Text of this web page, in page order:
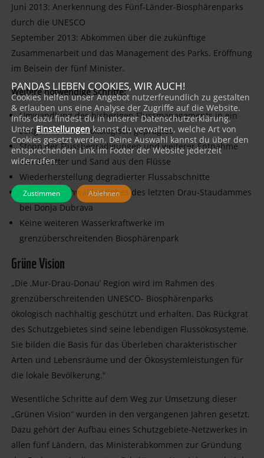
Juni 2013: Anerkennung des Fünf-Länder-Biosphärenparks
durch die UNESCO
September 2013: Abkommen über die zukünftige
Zusammenarbeit und das Management des Parks. Eröffnung
im Beisein der fünf Minister.
Weitere notwendige Schritte:
Umwandlung des bisherigen Flussmanagements in ein
zeitgemäßes und ökologisch geprägtes
Stopp der Flussbegradigungen und weiterer Entnahme
von Schotter und Sand aus den Flüsse
Wiederherstellung degradierter Flussabschnitte
Stopp des Schwallbetriebes des letzten Drau-Staudammes
bei Donja Dubrava
Keine weiteren Wasserkraftwerke im
grenzüberschreitenden Biosphärenpark
Grüne Vision
„Die ‚Mur-Drau-Donau’ Region wird im Rahmen des
grenzüberschreitenden UNESCO- Biosphärenparks
ökologisch nachhaltig geschützt und erhalten. Das Rückgrat
des Schutzgebietes sind seine lebendigen Flussökosysteme.
Sie bilden die Basis für das Überleben charakteristischer
Arten und Lebensräume und der Ökosystemleistungen für
die lokale Bevölkerung.“
Wesentliche Schritte auf dem Weg zur Umsetzung dieser
„Grünen Vision“ wurden in den vergangenen Jahren gesetzt.
Dazu gehört der Aufbau eines Schutzgebiete-Netzwerkes in
allen fünf Ländern, das Ministerabkommen zur Gründung
PANDAS LIEBEN COOKIES, WIR AUCH!
Cookies helfen unser Angebot nutzerfreundlich zu gestalten
& erlauben uns eine Analyse der Zugriffe auf die Website.
Infos dazu findest du in unserer Datenschutzerklärung.
UnterEinstellungen kannst du verwalten, welche Art von
Cookies gesetzt werden. Deine Auswahl kannst du über den
entsprechenden Link im Footer der Website jederzeit
widerrufen.
Zustimmen Ablehnen